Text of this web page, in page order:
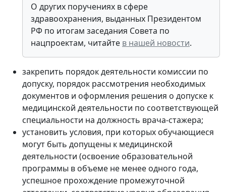
О других поручениях в сфере
здравоохранения, выданных Президентом
РФ по итогам заседания Совета по
нацпроектам, читайте в нашей новости.
закрепить порядок деятельности комиссии по
допуску, порядок рассмотрения необходимых
документов и оформления решения о допуске к
медицинской деятельности по соответствующей
специальности на должность врача-стажера;
установить условия, при которых обучающиеся
могут быть допущены к медицинской
деятельности (освоение образовательной
программы в объеме не менее одного года,
успешное прохождение промежуточной